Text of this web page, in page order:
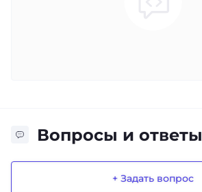
Вопросы и ответы
+ Задать вопрос